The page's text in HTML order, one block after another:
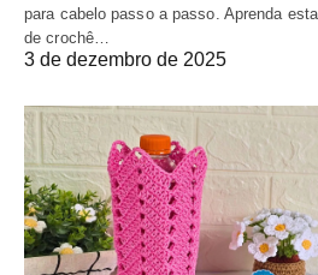
para cabelo passo a passo. Aprenda
de crochê…
3 de dezembro de 2025